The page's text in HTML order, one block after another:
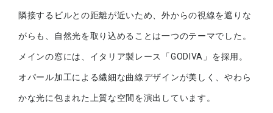
隣接するビルとの距離が近いため、外からの視線を遮りな
がらも、自然光を取り込めることは一つのテーマでした。
メインの窓には、イタリア製レース「GODIVA」を採用。
オパール加工による繊細な曲線デザインが美しく、やわら
かな光に包まれた上質な空間を演出しています。